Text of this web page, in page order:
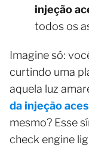
injeção
todos os
Imagine só:
curtindo uma
aquela luz
da injeção
mesmo? Esse
check engine